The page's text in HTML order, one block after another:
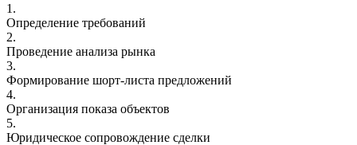
1.
Определение требований
2.
Проведение анализа рынка
3.
Формирование шорт-листа предложений
4.
Организация показа объектов
5.
Юридическое сопровождение сделки